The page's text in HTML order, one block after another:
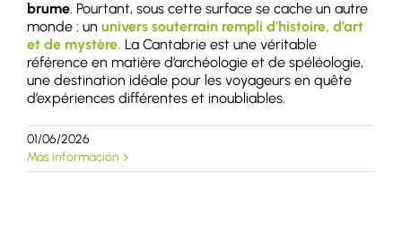
brume. Pourtant, sous cette surface se cache un autre
monde : un univers souterrain rempli d’histoire, d’art
et de mystère. La Cantabrie est une véritable
référence en matière d’archéologie et de spéléologie,
une destination idéale pour les voyageurs en quête
d’expériences différentes et inoubliables.
01/06/2026
Más información